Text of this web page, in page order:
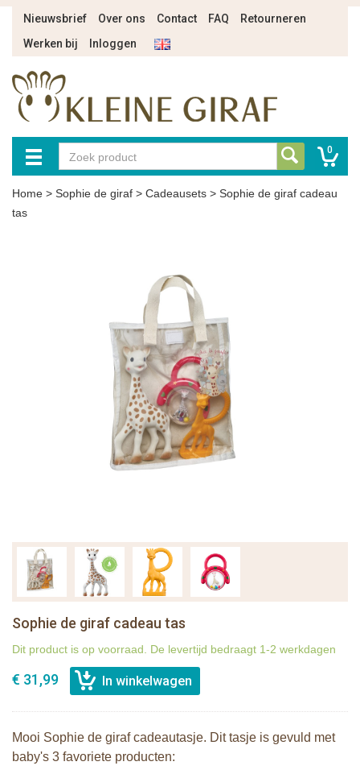
Nieuwsbrief Over ons Contact FAQ
Retourneren
Werken bij
Inloggen
0
Home > Sophie de giraf > Cadeausets > Sophie de giraf cadeau
tas
Sophie de giraf cadeau tas
Dit product is op voorraad. De levertijd bedraagt 1-2 werkdagen
€ 31,99
Mooi Sophie de giraf cadeautasje. Dit tasje is gevuld met
baby's 3 favoriete producten: